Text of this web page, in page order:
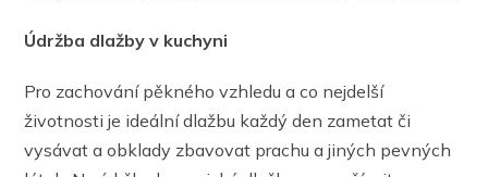
Údržba dlažby v kuchyni
Pro zachování pěkného vzhledu a co nejdelší
životnosti je ideální dlažbu každý den zametat či
vysávat a obklady zbavovat prachu a jiných pevných